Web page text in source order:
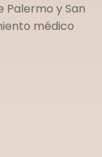
Palermo ySan
médico